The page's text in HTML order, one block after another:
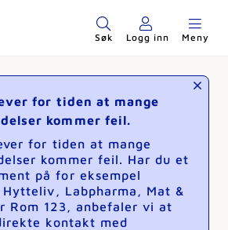
Søk Logg inn Meny
for tiden at mange
kommer feil.
for tiden at mange
kommer feil. Har du et
på for eksempel
Labpharma, Mat &
Rom 123, anbefaler vi at
kontakt med